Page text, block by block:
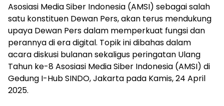
Asosiasi Media Siber Indonesia (AMSI) sebagai salah
satu konstituen Dewan Pers, akan terus mendukung
upaya Dewan Pers dalam memperkuat fungsi dan
perannya di era digital. Topik ini dibahas dalam
acara diskusi bulanan sekaligus peringatan Ulang
Tahun ke-8 Asosiasi Media Siber Indonesia (AMSI) di
Gedung I-Hub SINDO, Jakarta pada Kamis, 24 April
2025.